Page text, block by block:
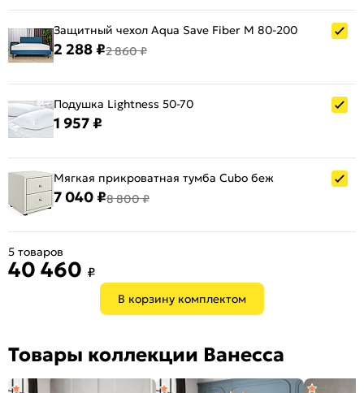
Защитный чехол Aqua Save Fiber M 80-200
2 288 ₽2 860 ₽
Подушка Lightness 50-70
1 957 ₽
Мягкая прикроватная тумба Cubo беж
7 040 ₽8 800 ₽
В корзину комплектом
5 товаров
40 460 ₽
Товары коллекции Ванесса